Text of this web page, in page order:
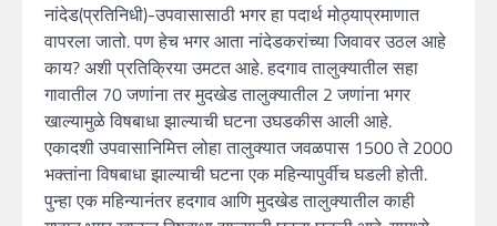
नांदेड(प्रतिनिधी)-उपवासासाठी भगर हा पदार्थ मोठ्याप्रमाणात
वापरला जातो. पण हेच भगर आता नांदेडकरांच्या जिवावर उठल आहे
काय? अशी प्रतिक्रिया उमटत आहे. हदगाव तालुक्यातील सहा
गावातील 70 जणांना तर मुदखेड तालुक्यातील 2 जणांना भगर
खाल्यामुळे विषबाधा झाल्याची घटना उघडकीस आली आहे.
एकादशी उपवासानिमित्त लोहा तालुक्यात जवळपास 1500 ते 2000
भक्तांना विषबाधा झाल्याची घटना एक महिन्यापुर्वीच घडली होती.
पुन्हा एक महिन्यानंतर हदगाव आणि मुदखेड तालुक्यातील काही